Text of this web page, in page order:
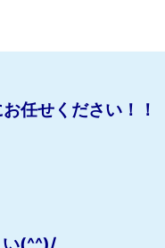
任せください！！